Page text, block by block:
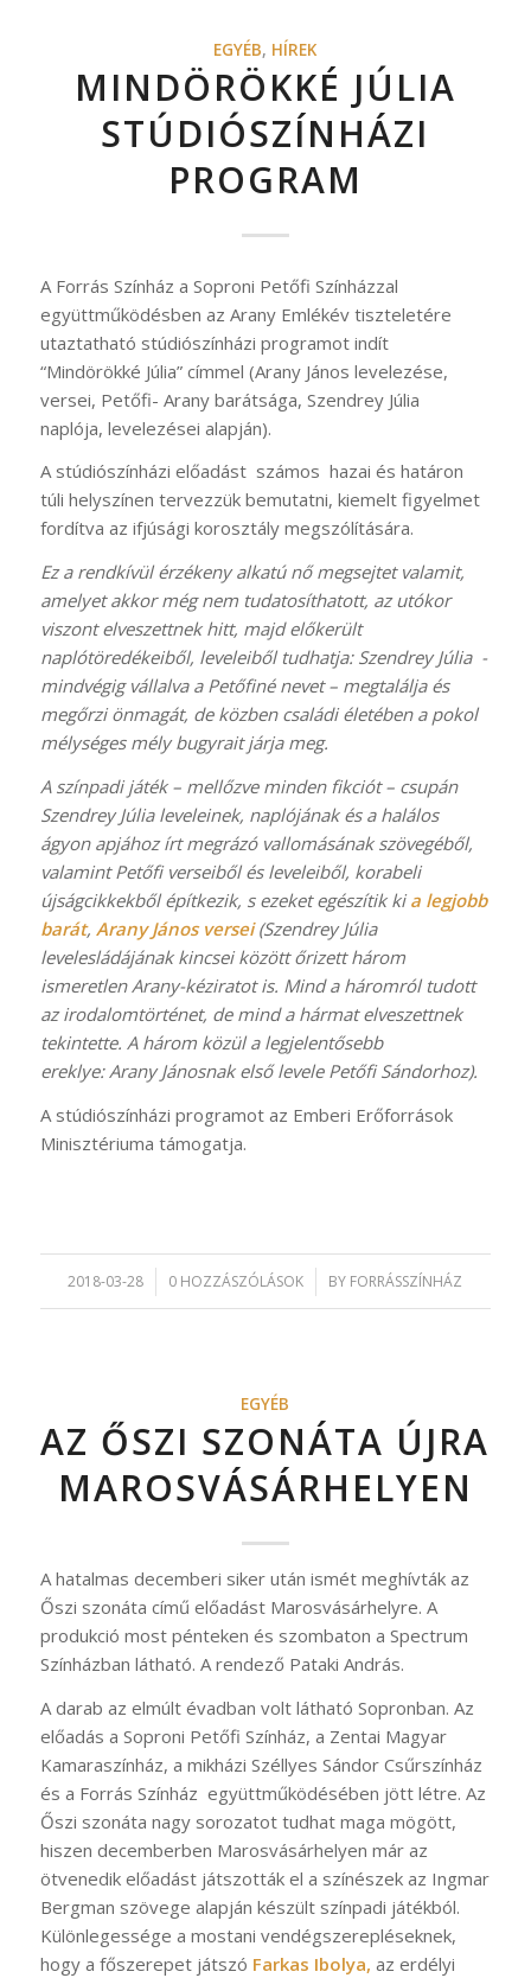
EGYÉB, HÍREK
MINDÖRÖKKÉ JÚLIA
STÚDIÓSZÍNHÁZI
PROGRAM
A Forrás Színház a Soproni Petőfi Színházzal
együttműködésben az Arany Emlékév tiszteletére
utaztatható stúdiószínházi programot indít
“Mindörökké Júlia” címmel (Arany János levelezése,
versei, Petőfi- Arany barátsága, Szendrey Júlia
naplója, levelezései alapján).
A stúdiószínházi előadást számos hazai és határon
túli helyszínen tervezzük bemutatni, kiemelt figyelmet
fordítva az ifjúsági korosztály megszólítására.
Ez a rendkívül érzékeny alkatú nő megsejtet valamit,
amelyet akkor még nem tudatosíthatott, az utókor
viszont elveszettnek hitt, majd előkerült
naplótöredékeiből, leveleiből tudhatja: Szendrey Júlia -
mindvégig vállalva a Petőfiné nevet – megtalálja és
megőrzi önmagát, de közben családi életében a pokol
mélységes mély bugyrait járja meg.
A színpadi játék – mellőzve minden fikciót – csupán
Szendrey Júlia leveleinek, naplójának és a halálos
ágyon apjához írt megrázó vallomásának szövegéből,
valamint Petőfi verseiből és leveleiből, korabeli
újságcikkekből építkezik, s ezeket egészítik kia legjobb
barát, Arany János versei(Szendrey Júlia
levelesládájának kincsei között őrizett három
ismeretlen Arany-kéziratot is. Mind a háromról tudott
az irodalomtörténet, de mind a hármat elveszettnek
tekintette. A három közül a legjelentősebb
ereklye: Arany Jánosnak első levele Petőfi Sándorhoz).
A stúdiószínházi programot az Emberi Erőforrások
Minisztériuma támogatja.
2018-03-28
/ 0 HOZZÁSZÓLÁSOK
/ BY FORRÁSSZÍNHÁZ
EGYÉB
AZ ŐSZI SZONÁTA ÚJRA
MAROSVÁSÁRHELYEN
A hatalmas decemberi siker után ismét meghívták az
Őszi szonáta című előadást Marosvásárhelyre. A
produkció most pénteken és szombaton a Spectrum
Színházban látható. A rendező Pataki András.
A darab az elmúlt évadban volt látható Sopronban. Az
előadás a Soproni Petőfi Színház, a Zentai Magyar
Kamaraszínház, a mikházi Széllyes Sándor Csűrszínház
és a Forrás Színház együttműködésében jött létre. Az
Őszi szonáta nagy sorozatot tudhat maga mögött,
hiszen decemberben Marosvásárhelyen már az
ötvenedik előadást játszották el a színészek az Ingmar
Bergman szövege alapján készült színpadi játékból.
Különlegessége a mostani vendégszerepléseknek,
hogy a főszerepet játszó Farkas Ibolya, az erdélyi